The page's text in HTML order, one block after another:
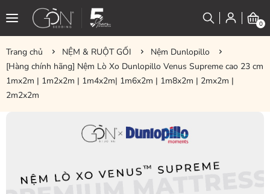
0
Trang chủ NỆM & RUỘT GỐI
Nệm Dunlopillo
[Hàng chính hãng] Nệm Lò Xo Dunlopillo Venus Supreme cao 23 cm
1mx2m | 1m2x2m | 1m4x2m| 1m6x2m | 1m8x2m | 2mx2m |
2m2x2m